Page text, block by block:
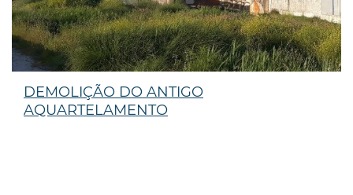
DEMOLIÇÃO DO ANTIGO
AQUARTELAMENTO